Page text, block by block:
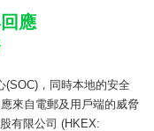
應
(SOC) ，同時本地的安全
來自電郵及用戶端的威脅
有限公司 (HKEX: